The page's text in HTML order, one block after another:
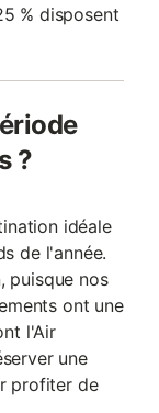
% disposent
?
idéale
de l'année.
puisque nos
ont une
l'Air
une
profiter de